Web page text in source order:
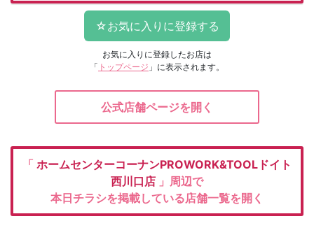
お気に入りに登録したお店は
「 トップページ 」に表示されます。
公式店舗ページを開く
「 ホームセンターコーナンPROWORK&TOOLドイト
西川口店 」周辺で
本日チラシを掲載している店舗一覧を開く